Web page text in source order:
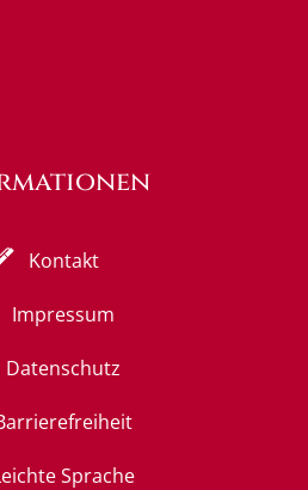
Kontakt
Impressum
Datenschutz
Sprache